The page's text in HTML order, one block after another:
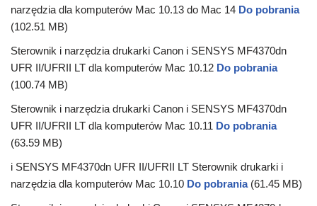
narzędzia dla komputerów Mac 10.13 do Mac 14 Do pobrania
(102.51 MB)
Sterownik i narzędzia drukarki Canon i SENSYS MF4370dn
UFR II/UFRII LT dla komputerów Mac 10.12 Do pobrania
(100.74 MB)
Sterownik i narzędzia drukarki Canon i SENSYS MF4370dn
UFR II/UFRII LT dla komputerów Mac 10.11 Do pobrania
(63.59 MB)
i SENSYS MF4370dn UFR II/UFRII LT Sterownik drukarki i
narzędzia dla komputerów Mac 10.10 Do pobrania (61.45 MB)